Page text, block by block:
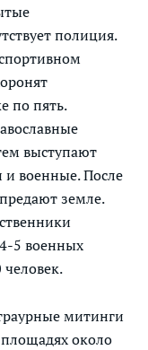
полиция.
по пять.
выступают
военные. После
земле.
5 военных
митинги
площадях около